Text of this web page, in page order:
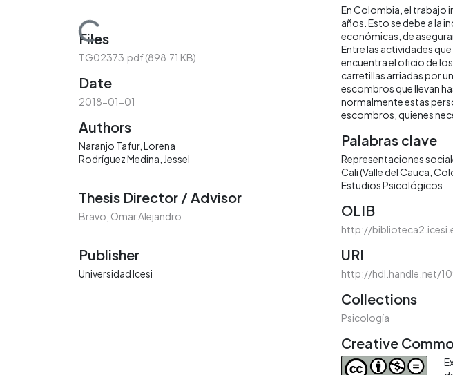
Loading...
Files
TG02373.pdf(898.71 KB)
Date
2018-01-01
Authors
Naranjo Tafur, Lorena
Rodríguez Medina, Jessel
Thesis Director / Advisor
Bravo, Omar Alejandro
Publisher
Universidad Icesi
En Colombia, el trabajo
años. Esto se debe a la
económicas, de
Entre las actividades
encuentra el oficio de
carretillas arriadas por
escombros que llevan
normalmente estas
escombros, quienes
Palabras clave
Representaciones
Cali (Valle del Cauca,
Estudios Psicológicos
OLIB
http://
URI
http://hdl.handle.net/
Collections
Psicología
Creative